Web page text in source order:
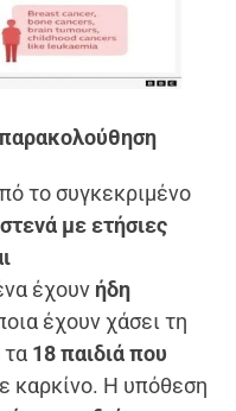
το συγκεκριμένο
με ετήσιες
έχουν ήδη
έχουν χάσει τη
18 παιδιά που
καρκίνο. Η υπόθεση